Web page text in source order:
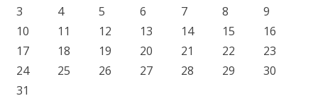
3
4 5 6 7 8
9
10
11 12 13 14 15
16
17
18 19 20 21 22
23
24
25 26 27 28 29
30
31